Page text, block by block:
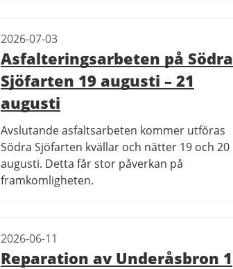
Asfalteringsarbeten på Södra
Sjöfarten 19 augusti – 21
augusti
2026-07-03
Avslutande asfaltsarbeten kommer utföras
Södra Sjöfarten kvällar och nätter 19 och 20
augusti. Detta får stor påverkan på
framkomligheten.
Reparation av Underåsbron 1
2026-06-11